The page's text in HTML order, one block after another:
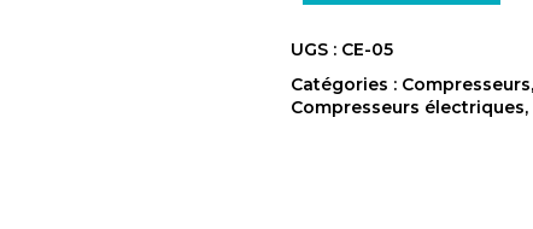
UGS : CE-05
Catégories : Compresseurs
Compresseurs électriques,